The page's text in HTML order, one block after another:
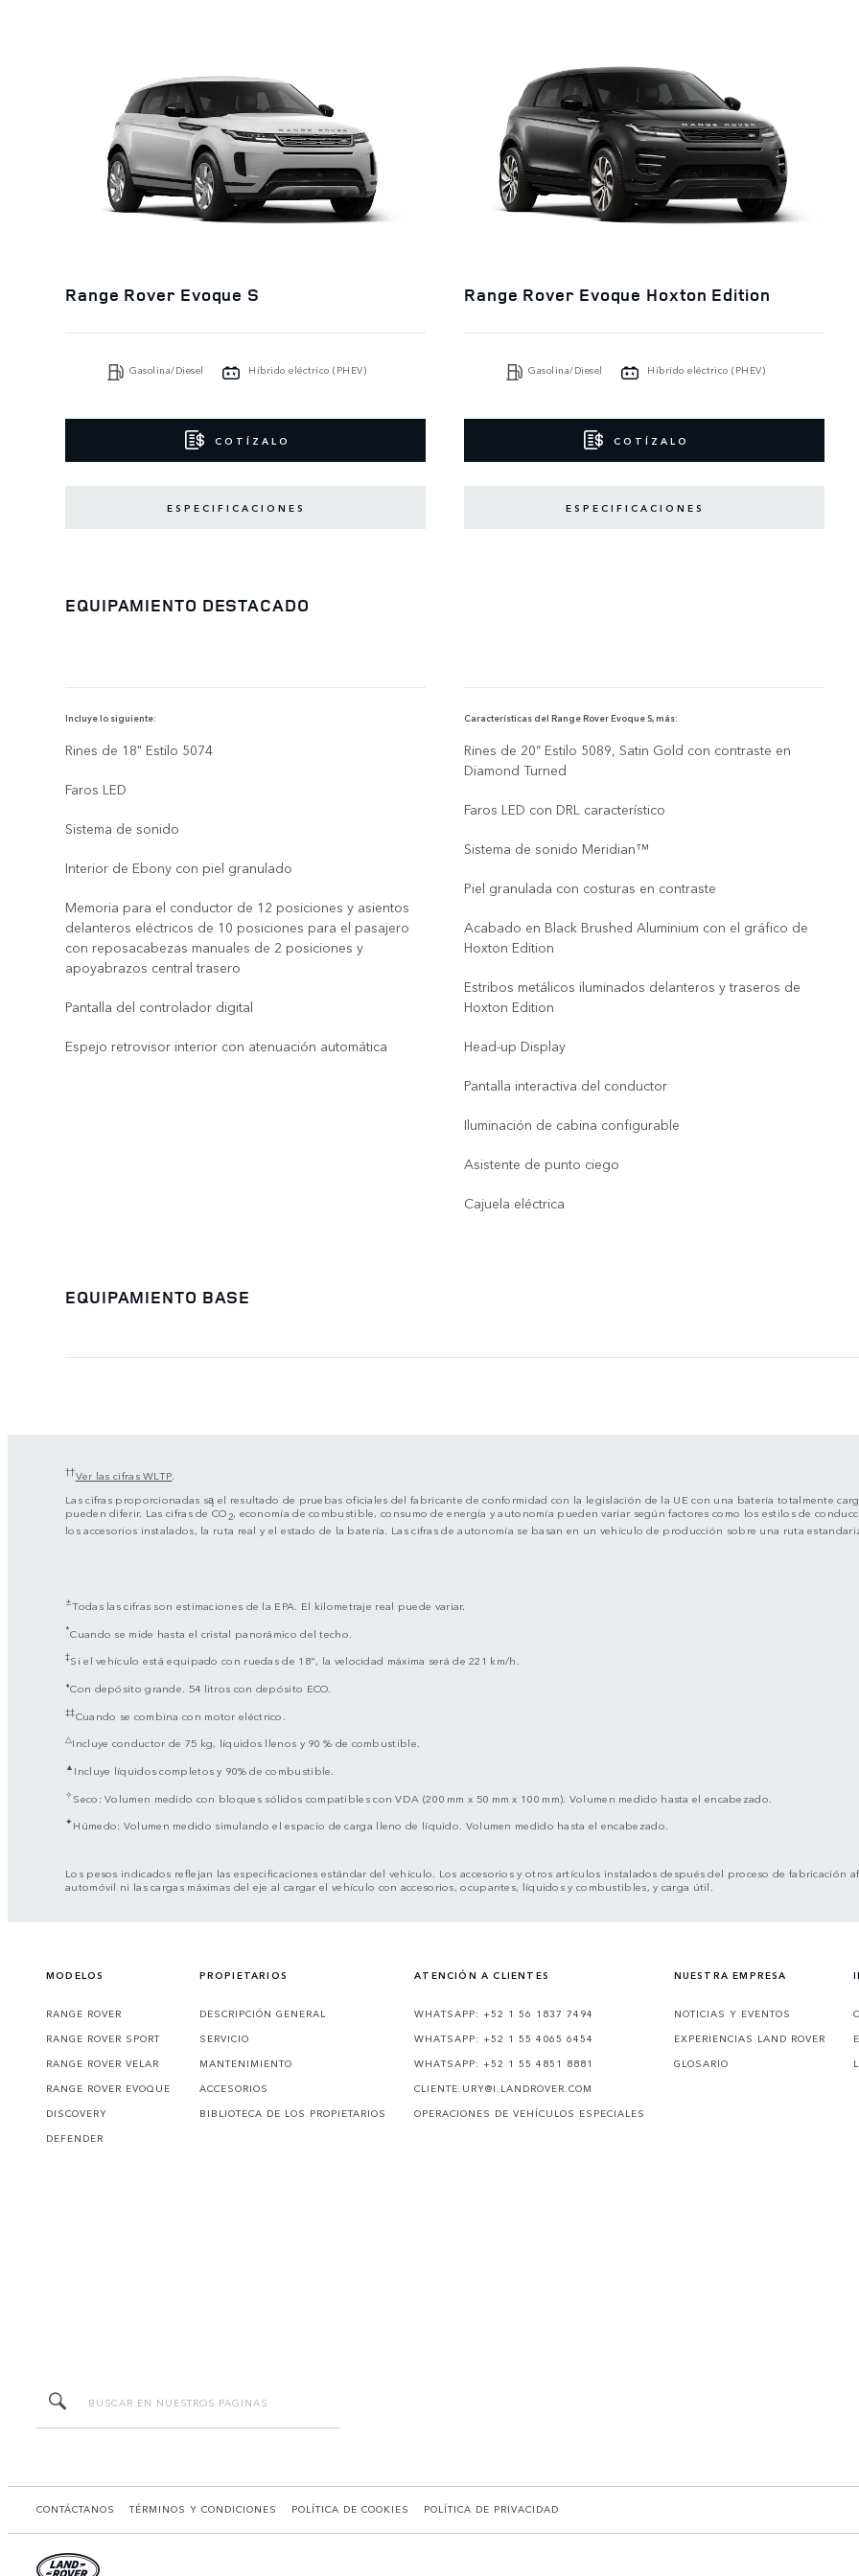
Range Rover Evoque S
Gasolina/Diesel Híbrido eléctrico (PHEV)
COTÍZALO
ESPECIFICACIONES
Range Rover Evoque Hoxton Edition
Gasolina/Diesel Híbrido eléctrico (PHEV)
COTÍZALO
ESPECIFICACIONES
EQUIPAMIENTO DESTACADO
Incluye lo siguiente:
Rines de 18" Estilo 5074
Faros LED
Sistema de sonido
Interior de Ebony con piel granulado
Memoria para el conductor de 12 posiciones y asientos
delanteros eléctricos de 10 posiciones para el pasajero
con reposacabezas manuales de 2 posiciones y
apoyabrazos central trasero
Pantalla del controlador digital
Espejo retrovisor interior con atenuación automática
Características del Range Rover Evoque S, más:
Rines de 20” Estilo 5089, Satin Gold con contraste en
Diamond Turned
Faros LED con DRL característico
Sistema de sonido Meridian™
Piel granulada con costuras en contraste
Acabado en Black Brushed Aluminium con el gráfico de
Hoxton Edition
Estribos metálicos iluminados delanteros y traseros de
Hoxton Edition
Head-up Display
Pantalla interactiva del conductor
Iluminación de cabina configurable
Asistente de punto ciego
Cajuela eléctrica
EQUIPAMIENTO BASE
††Ver las cifras WLTP
Las cifras proporcionadas są el resultado de pruebas oficiales del fabricante de conformidad con la legislación de la UE con una batería totalmente
pueden diferir. Las cifras de CO 2, economía de combustible, consumo de energía y autonomía pueden variar según factores como los estilos de
los accesorios instalados, la ruta real y el estado de la batería. Las cifras de autonomía se basan en un vehículo de producción sobre una ruta
±Todas las cifras son estimaciones de la EPA. El kilometraje real puede variar.
*Cuando se mide hasta el cristal panorámico del techo.
‡Si el vehículo está equipado con ruedas de 18", la velocidad máxima será de 221 km/h.
⬧Con depósito grande. 54 litros con depósito ECO.
‡‡Cuando se combina con motor eléctrico.
△Incluye conductor de 75 kg, líquidos llenos y 90 % de combustible.
▲ Incluye líquidos completos y 90% de combustible.
✧Seco: Volumen medido con bloques sólidos compatibles con VDA (200 mm x 50 mm x 100 mm). Volumen medido hasta el encabezado.
✦Húmedo: Volumen medido simulando el espacio de carga lleno de líquido. Volumen medido hasta el encabezado.
Los pesos indicados reflejan las especificaciones estándar del vehículo. Los accesorios y otros artículos instalados después del proceso de
automóvil ni las cargas máximas del eje al cargar el vehículo con accesorios, ocupantes, líquidos y combustibles, y carga útil.
MODELOS
RANGE ROVER
RANGE ROVER SPORT
RANGE ROVER VELAR
RANGE ROVER EVOQUE
DISCOVERY
DEFENDER
PROPIETARIOS
DESCRIPCIÓN GENERAL
SERVICIO
MANTENIMIENTO
ACCESORIOS
BIBLIOTECA DE LOS PROPIETARIOS
ATENCIÓN A CLIENTES
WHATSAPP: +52 1 56 1837 7494
WHATSAPP: +52 1 55 4065 6454
WHATSAPP: +52 1 55 4851 8881
CLIENTE.URY@I.LANDROVER.COM
OPERACIONES DE VEHÍCULOS ESPECIALES
NUESTRA EMPRESA
NOTICIAS Y EVENTOS
EXPERIENCIAS LAND ROVER
GLOSARIO
CONTÁCTANOS TÉRMINOS Y CONDICIONES POLÍTICA DE COOKIES POLÍTICA DE PRIVACIDAD